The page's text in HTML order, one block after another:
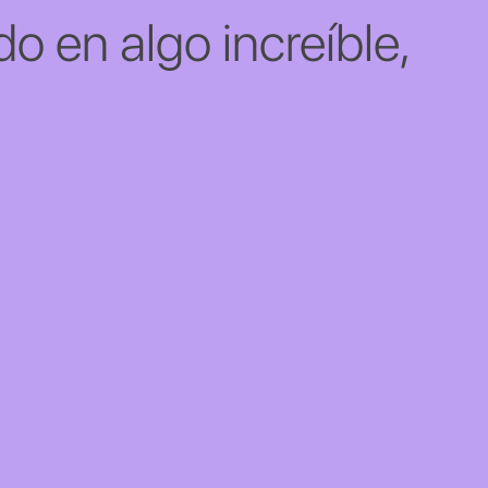
en algo increíble,